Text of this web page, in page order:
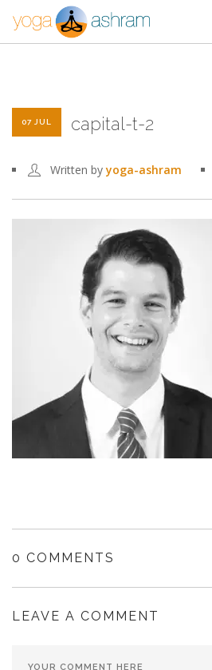
BLOG
07 JUL capital-t-2
Written byyoga-ashram
0 COMMENTS
LEAVE A COMMENT